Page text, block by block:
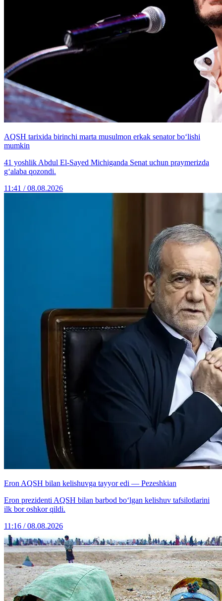
AQSH tarixida birinchi marta musulmon erkak senator bo‘lishi
mumkin
41 yoshlik Abdul El-Sayed Michiganda Senat uchun praymerizda
g‘alaba qozondi.
11:41 / 08.08.2026
Eron AQSH bilan kelishuvga tayyor edi — Pezeshkian
Eron prezidenti AQSH bilan barbod bo‘lgan kelishuv tafsilotlarini
ilk bor oshkor qildi.
11:16 / 08.08.2026